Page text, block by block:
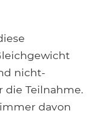
nicht-
die Teilnahme.
davon